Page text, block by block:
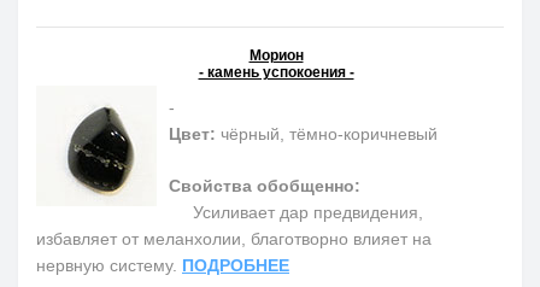
Морион
- камень успокоения -
-
Цвет: чёрный, тёмно-коричневый
Свойства обобщенно:
Усиливает дар предвидения,
избавляет от меланхолии, благотворно влияет на
нервную систему. ПОДРОБНЕЕ